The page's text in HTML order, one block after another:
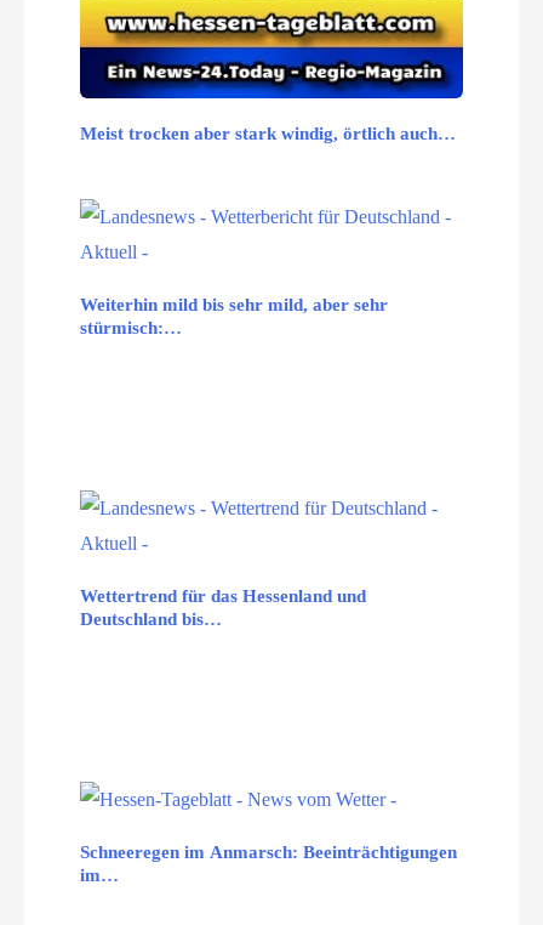
Meist trocken aber stark windig, örtlich auch…
Weiterhin mild bis sehr mild, aber sehr
stürmisch:…
Wettertrend für das Hessenland und
Deutschland bis…
Schneeregen im Anmarsch: Beeinträchtigungen
im…